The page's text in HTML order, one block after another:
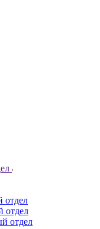
отдел
отдел
отдел